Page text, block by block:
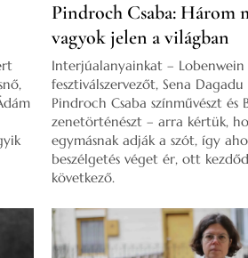
Pindroch Csaba: Három
vagyok jelen a világban
Interjúalanyainkat –
fesztiválszervezőt, Sena Dagadu
Pindroch Csaba színművészt és
zenetörténészt – arra kértük,
egymásnak adják a szót, így
beszélgetés véget ér, ott
következő.